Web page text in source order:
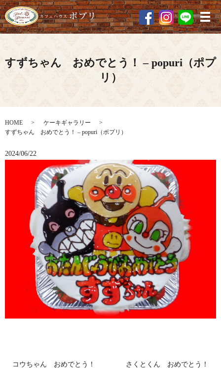
メ
すずちゃん おめでとう！ – popuri（ポプ
リ）
HOME
ケーキギャラリー
すずちゃん おめでとう！ – popuri（ポプリ）
2024/06/22
コウちゃん おめでとう！ さくとくん おめでとう！